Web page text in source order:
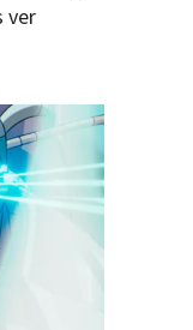
ver